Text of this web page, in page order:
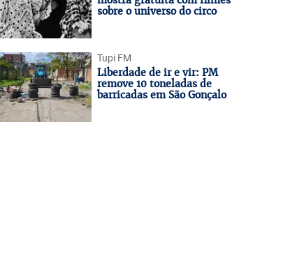
sobre o universo do circo
Tupi FM
Liberdade de ir e vir: PM
remove 10 toneladas de
barricadas em São Gonçalo